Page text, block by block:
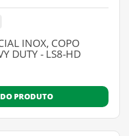
INOX, COPO
DUTY - LS8-HD
PRODUTO